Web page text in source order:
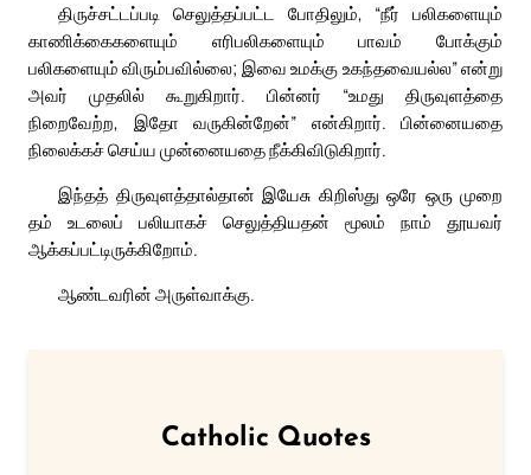
திருச்சட்டப்படி செலுத்தப்பட்ட போதிலும், “நீர் பலிகளையும்
காணிக்கைகளையும் எரிபலிகளையும் பாவம் போக்கும்
பலிகளையும் விரும்பவில்லை; இவை உமக்கு உகந்தவையல்ல” என்று
அவர் முதலில் கூறுகிறார். பின்னர் “உமது திருவுளத்தை
நிறைவேற்ற, இதோ வருகின்றேன்” என்கிறார். பின்னையதை
நிலைக்கச் செய்ய முன்னையதை நீக்கிவிடுகிறார்.
இந்தத் திருவுளத்தால்தான் இயேசு கிறிஸ்து ஒரே ஒரு முறை
தம் உடலைப் பலியாகச் செலுத்தியதன் மூலம் நாம் தூயவர்
ஆக்கப்பட்டிருக்கிறோம்.
ஆண்டவரின் அருள்வாக்கு.
Catholic Quotes